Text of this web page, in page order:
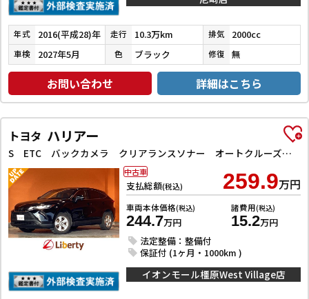
年式 2016(平成28)年 走行 10.3万km 排気 2000cc
車検 2027年5月 色 ブラック 修復 無
お問い合わせ 詳細はこちら
トヨタ ハリアー
S ETC バックカメラ クリアランスソナー オートクルーズコントロール レーンアシスト 衝突被害軽減システム オートマチックハイビーム LEDヘッドランプ アルミホイール
支払総額(税込) 259.9万円
車両本体価格(税込)
244.7万円
諸費用(税込)
15.2万円
法定整備：整備付
保証付 (1ヶ月・1000km )
中古車
イオンモール橿原West Village店